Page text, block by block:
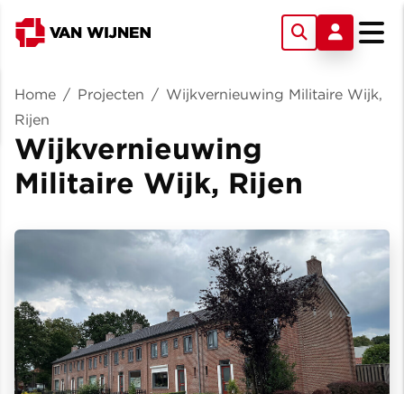
Home / Projecten / Wijkvernieuwing Militaire Wijk,
Rijen
Wijkvernieuwing
Militaire Wijk, Rijen